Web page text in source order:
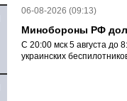
06-08-2026 (09:13)
Минобороны РФ
С 20:00 мск 5 августа до
украинских